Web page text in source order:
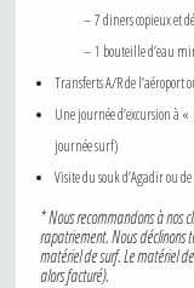
– 7 diners copieux et
– 1 bouteille d’eau
Transferts A/R de l’aéroport
Une journée d’excursion à
journée surf)
Visite du souk d’Agadir ou
* Nous recommandons à nos
rapatriement. Nous déclinons
matériel de surf. Le matériel
alors facturé).